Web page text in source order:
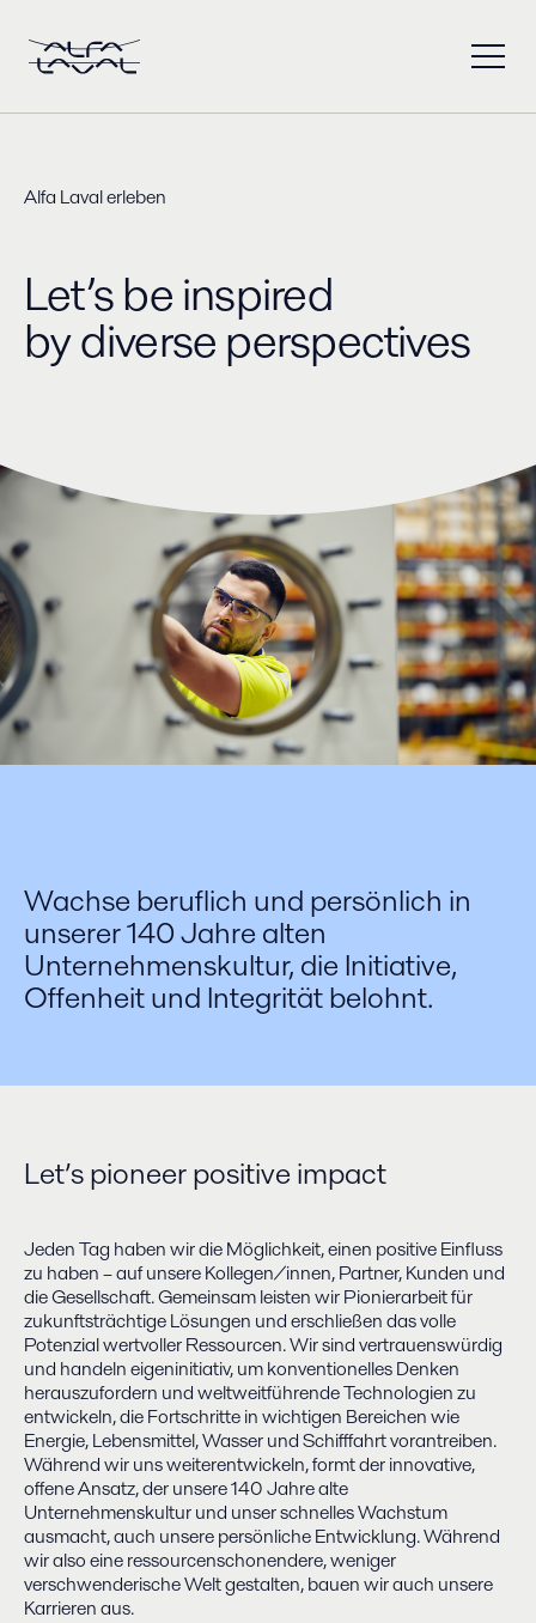
Alfa Laval erleben
Let’s be inspired ​
by diverse perspectives
Wachse beruflich und persönlich in
unserer 140 Jahre alten
Unternehmenskultur, die Initiative,
Offenheit und Integrität belohnt.
Let’s pioneer positive impact
Jeden Tag haben wir die Möglichkeit, einen positive Einfluss
zu haben – auf unsere Kollegen/innen, Partner, Kunden und
die Gesellschaft. Gemeinsam leisten wir Pionierarbeit für
zukunftsträchtige Lösungen und erschließen das volle
Potenzial wertvoller Ressourcen. Wir sind vertrauenswürdig
und handeln eigeninitiativ, um konventionelles Denken
herauszufordern und weltweitführende Technologien zu
entwickeln, die Fortschritte in wichtigen Bereichen wie
Energie, Lebensmittel, Wasser und Schifffahrt vorantreiben.
Während wir uns weiterentwickeln, formt der innovative,
offene Ansatz, der unsere 140 Jahre alte
Unternehmenskultur und unser schnelles Wachstum
ausmacht, auch unsere persönliche Entwicklung. Während
wir also eine ressourcenschonendere, weniger
verschwenderische Welt gestalten, bauen wir auch unsere
Karrieren aus.